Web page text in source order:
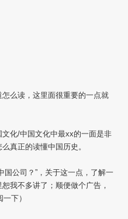
么读，这里面很重要的一点就
化/中国文化中最xx的一面是非
真正的读懂中国历史。
国公司？”，关于这一点，了解一
我不多讲了；顺便做个广告，
下）